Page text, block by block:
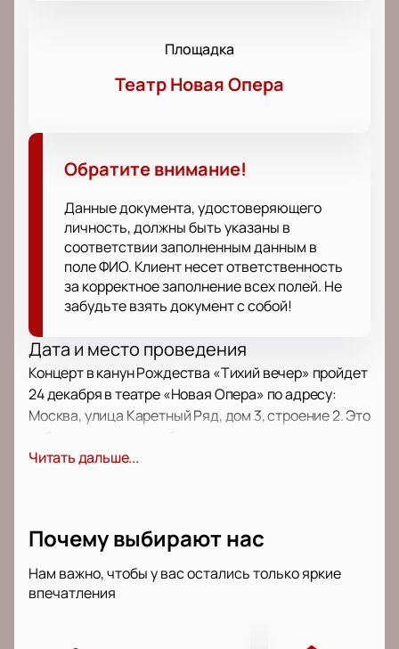
Площадка
Театр Новая Опера
Обратите внимание!
Данные документа, удостоверяющего
личность, должны быть указаны в
соответствии заполненным данным в
поле ФИО. Клиент несет ответственность
за корректное заполнение всех полей. Не
забудьте взять документ с собой!
Дата и место проведения
Концерт в канун Рождества «Тихий вечер» пройдет
24 декабря в театре «Новая Опера» по адресу:
Москва, улица Каретный Ряд, дом 3, строение 2. Это
праздника.
В этот зимний вечер гости услышат хоровые
произведения, которые помогут почувствовать
умиротворение. Юлия Сенюкова подготовила
программу с песнями, мотетами и гимнами X–XV
Читать дальше...
Почему выбирают нас
Нам важно, чтобы у вас остались только яркие
впечатления